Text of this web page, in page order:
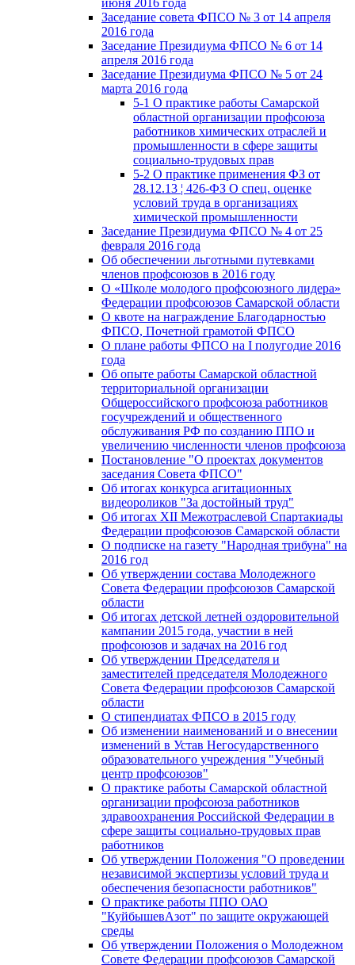
Заседание совета ФПСО № 3 от 14 апреля
2016 года
Заседание Президиума ФПСО № 6 от 14
апреля 2016 года
Заседание Президиума ФПСО № 5 от 24
марта 2016 года
5-1 О практике работы Самарской
областной организации профсоюза
работников химических отраслей и
промышленности в сфере защиты
социально-трудовых прав
5-2 О практике применения ФЗ от
28.12.13 ¦ 426-ФЗ О спец. оценке
условий труда в организациях
химической промышленности
Заседание Президиума ФПСО № 4 от 25
февраля 2016 года
Об обеспечении льготными путевками
членов профсоюзов в 2016 году
О «Школе молодого профсоюзного лидера»
Федерации профсоюзов Самарской области
О квоте на награждение Благодарностью
ФПСО, Почетной грамотой ФПСО
О плане работы ФПСО на I полугодие 2016
года
Об опыте работы Самарской областной
территориальной организации
Общероссийского профсоюза работников
госучреждений и общественного
обслуживания РФ по созданию ППО и
увеличению численности членов профсоюза
Постановление "О проектах документов
заседания Совета ФПСО"
Об итогах конкурса агитационных
видеороликов "За достойный труд"
Об итогах XII Межотраслевой Спартакиады
Федерации профсоюзов Самарской области
О подписке на газету "Народная трибуна" на
2016 год
Об утверждении состава Молодежного
Совета Федерации профсоюзов Самарской
области
Об итогах детской летней оздоровительной
кампании 2015 года, участии в ней
профсоюзов и задачах на 2016 год
Об утверждении Председателя и
заместителей председателя Молодежного
Совета Федерации профсоюзов Самарской
области
О стипендиатах ФПСО в 2015 году
Об изменении наименований и о внесении
изменений в Устав Негосударственного
образовательного учреждения "Учебный
центр профсоюзов"
О практике работы Самарской областной
организации профсоюза работников
здравоохранения Российской Федерации в
сфере защиты социально-трудовых прав
работников
Об утверждении Положения "О проведении
независимой экспертизы условий труда и
обеспечения безопасности работников"
О практике работы ППО ОАО
"КуйбышевАзот" по защите окружающей
среды
Об утверждении Положения о Молодежном
Совете Федерации профсоюзов Самарской